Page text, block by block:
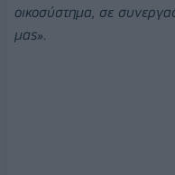
οικοσύστημα, σε
μας».